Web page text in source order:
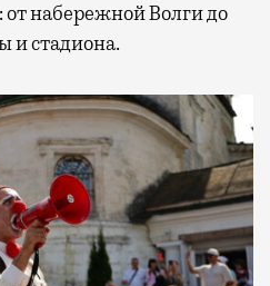
от набережной Волги до
и стадиона.